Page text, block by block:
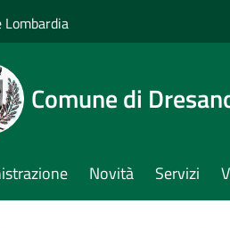
Lombardia
Comune di
Novità Servizi